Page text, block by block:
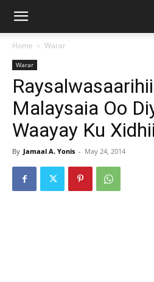
Home Warar
Warar
Malaysaia Oo
Waayay Ku
By Jamaal A. Yonis - May 24, 2014